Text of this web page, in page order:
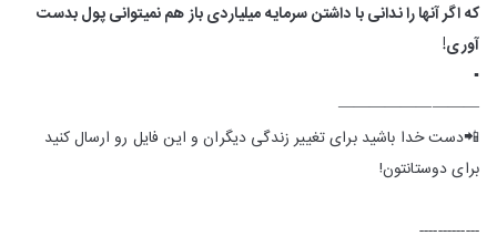
که اگر آنها را ندانی با داشتن سرمایه میلیاردی باز هم نمیتوانی پول بدست
آوری!
▪︎
—————————
📲دست خدا باشید برای تغییر زندگی دیگران و این فایل رو ارسال کنید
برای دوستانتون!
-------------